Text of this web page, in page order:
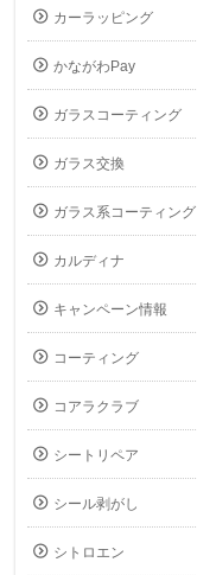
カーラッピング
かながわPay
ガラスコーティング
ガラス交換
ガラス系コーティング
カルディナ
キャンペーン情報
コーティング
コアラクラブ
シートリペア
シール剥がし
シトロエン